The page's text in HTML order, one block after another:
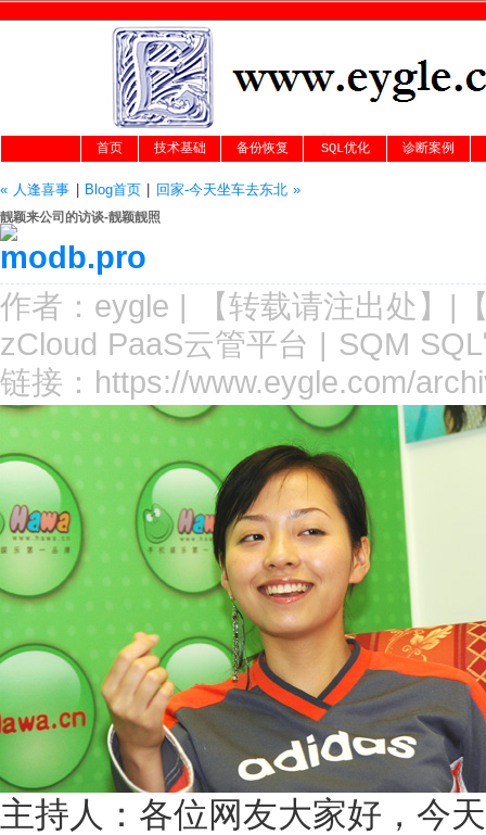
首页 技术基础 备份恢复 SQL优化 诊断案例
« 人逢喜事 Blog首页| 回家-今天坐车去东北 »
靓颖来公司的访谈-靓颖靓照
作者： eygle | 【转载请注出处 】|
zCloud PaaS云管平台 | SQM
链接： https://www.eygle.com/
主持人：各位网友大家好，今